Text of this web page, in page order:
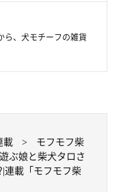
ら、犬モチーフの雑貨
載
モフモフ柴
ぶ娘と柴犬タロさ
載「モフモフ柴